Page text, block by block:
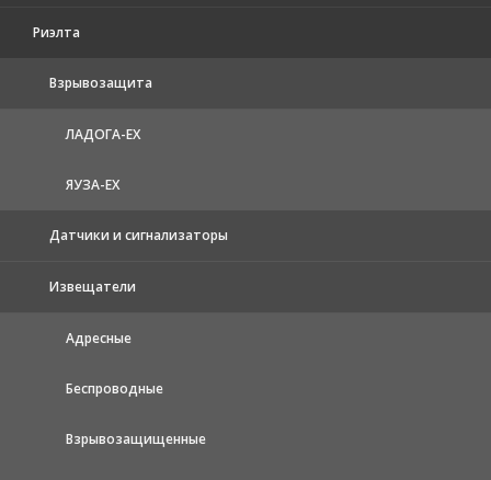
Риэлта
Взрывозащита
ЛАДОГА-EX
ЯУЗА-ЕХ
Датчики и сигнализаторы
Извещатели
Адресные
Беспроводные
Взрывозащищенные